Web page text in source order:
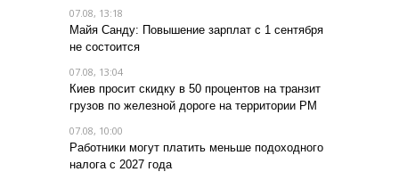
07.08, 13:18
Майя Санду: Повышение зарплат с 1 сентября
не состоится
07.08, 13:04
Киев просит скидку в 50 процентов на транзит
грузов по железной дороге на территории РМ
07.08, 10:00
Работники могут платить меньше подоходного
налога с 2027 года